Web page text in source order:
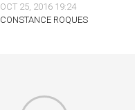
OCT 25, 2016 19:24
CONSTANCE ROQUES